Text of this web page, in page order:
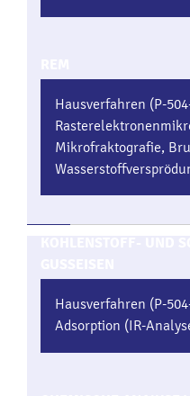
Hausverfahren (P-
Mikrofraktografie,
Hausverfahren (P-
Adsorption (IR-